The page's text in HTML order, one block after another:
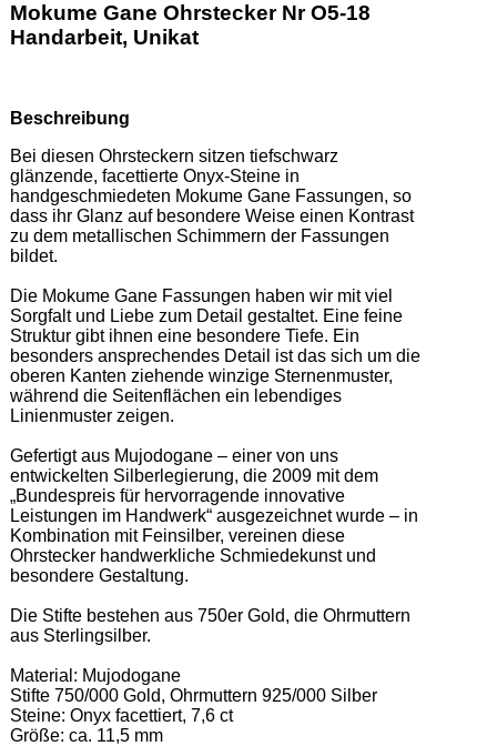
Mokume Gane Ohrstecker Nr O5-18
Handarbeit, Unikat
Beschreibung
Bei diesen Ohrsteckern sitzen tiefschwarz
glänzende, facettierte Onyx-Steine in
handgeschmiedeten Mokume Gane Fassungen, so
dass ihr Glanz auf besondere Weise einen Kontrast
zu dem metallischen Schimmern der Fassungen
bildet.
Die Mokume Gane Fassungen haben wir mit viel
Sorgfalt und Liebe zum Detail gestaltet. Eine feine
Struktur gibt ihnen eine besondere Tiefe. Ein
besonders ansprechendes Detail ist das sich um die
oberen Kanten ziehende winzige Sternenmuster,
während die Seitenflächen ein lebendiges
Linienmuster zeigen.
Gefertigt aus Mujodogane – einer von uns
entwickelten Silberlegierung, die 2009 mit dem
„Bundespreis für hervorragende innovative
Leistungen im Handwerk“ ausgezeichnet wurde – in
Kombination mit Feinsilber, vereinen diese
Ohrstecker handwerkliche Schmiedekunst und
besondere Gestaltung.
Die Stifte bestehen aus 750er Gold, die Ohrmuttern
aus Sterlingsilber.
Material: Mujodogane
Stifte 750/000 Gold, Ohrmuttern 925/000 Silber
Steine: Onyx facettiert, 7,6 ct
Größe: ca. 11,5 mm